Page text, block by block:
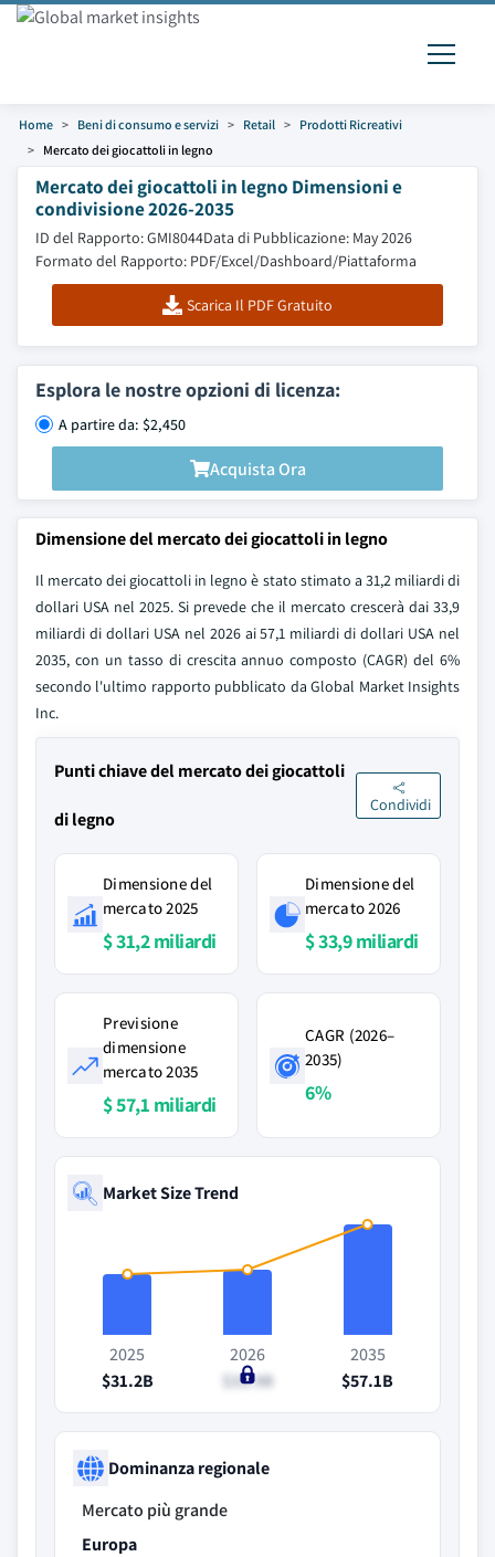
Home Beni di consumo e servizi Retail
Prodotti Ricreativi
Mercato dei giocattoli in legno
Mercato dei giocattoli in legno Dimensioni e
condivisione 2026-2035
ID del Rapporto: GMI8044Data di Pubblicazione: May 2026
Formato del Rapporto: PDF/Excel/Dashboard/Piattaforma
Scarica Il PDF Gratuito
Esplora le nostre opzioni di licenza:
A partire da: $2,450
Acquista Ora
Dimensione del mercato dei giocattoli in legno
Il mercato dei giocattoli in legno è stato stimato a 31,2 miliardi di
dollari USA nel 2025. Si prevede che il mercato crescerà dai 33,9
miliardi di dollari USA nel 2026 ai 57,1 miliardi di dollari USA nel
2035, con un tasso di crescita annuo composto (CAGR) del 6%
secondo l'ultimo rapporto pubblicato da Global Market Insights
Inc.
Punti chiave del mercato dei giocattoli
di legno
Condividi
Dimensione del
mercato 2025
$ 31,2 miliardi
Dimensione del
mercato 2026
$ 33,9 miliardi
Previsione
dimensione
mercato 2035
$ 57,1 miliardi
CAGR (2026–
2035)
6%
Market Size Trend
2025
$31.2B
2026
$33.9B
2035
$57.1B
Dominanza regionale
Mercato più grande
Europa